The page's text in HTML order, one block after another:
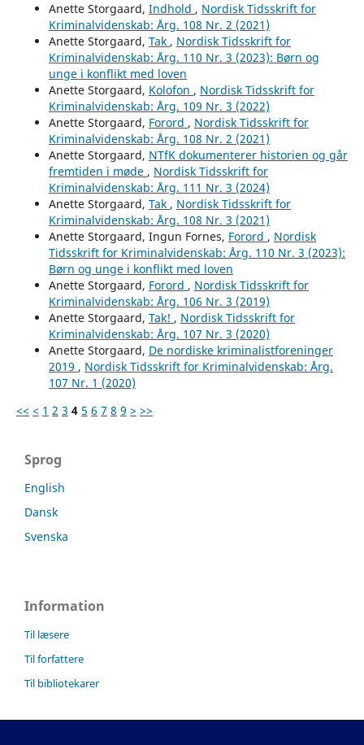
Anette Storgaard, Indhold , Nordisk Tidsskrift for
Kriminalvidenskab: Årg. 108 Nr. 2 (2021)
Anette Storgaard, Tak , Nordisk Tidsskrift for
Kriminalvidenskab: Årg. 110 Nr. 3 (2023): Børn og
unge i konflikt med loven
Anette Storgaard, Kolofon , Nordisk Tidsskrift for
Kriminalvidenskab: Årg. 109 Nr. 3 (2022)
Anette Storgaard, Forord , Nordisk Tidsskrift for
Kriminalvidenskab: Årg. 108 Nr. 2 (2021)
Anette Storgaard, NTfK dokumenterer historien og går
fremtiden i møde , Nordisk Tidsskrift for
Kriminalvidenskab: Årg. 111 Nr. 3 (2024)
Anette Storgaard, Tak , Nordisk Tidsskrift for
Kriminalvidenskab: Årg. 108 Nr. 3 (2021)
Anette Storgaard, Ingun Fornes, Forord , Nordisk
Tidsskrift for Kriminalvidenskab: Årg. 110 Nr. 3 (2023):
Børn og unge i konflikt med loven
Anette Storgaard, Forord , Nordisk Tidsskrift for
Kriminalvidenskab: Årg. 106 Nr. 3 (2019)
Anette Storgaard, Tak! , Nordisk Tidsskrift for
Kriminalvidenskab: Årg. 107 Nr. 3 (2020)
Anette Storgaard, De nordiske kriminalistforeninger
2019 , Nordisk Tidsskrift for Kriminalvidenskab: Årg.
107 Nr. 1 (2020)
<< < 1 2 3 4 5 6 7 8 9 > >>
Sprog
English
Dansk
Svenska
Information
Til læsere
Til forfattere
Til bibliotekarer